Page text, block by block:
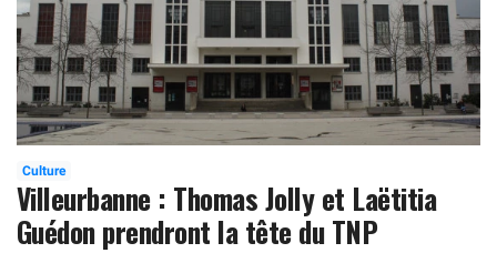
Culture
Villeurbanne : Thomas Jolly et Laëtitia
Guédon prendront la tête du TNP